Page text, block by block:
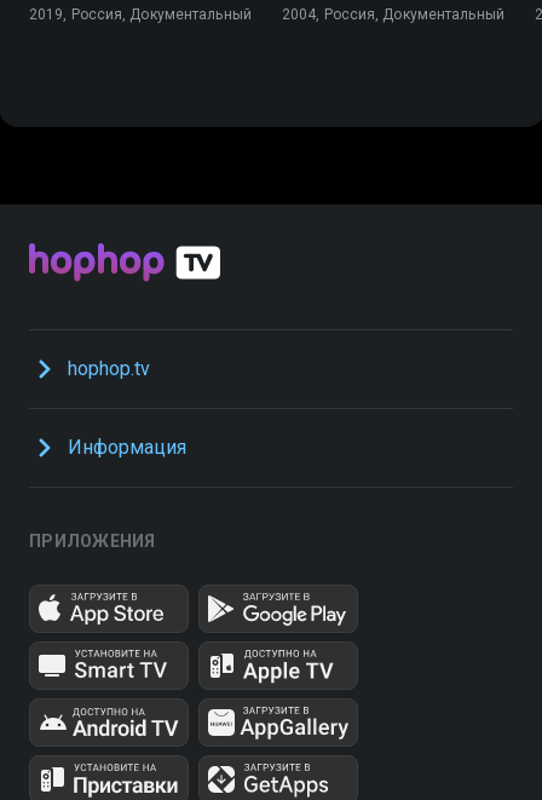
2019, Россия, Документальный 2004, Россия, Документальный
hophop.tv
Информация
ПРИЛОЖЕНИЯ